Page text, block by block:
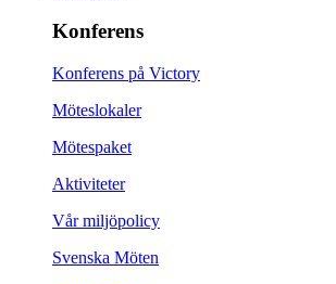
Konferens
Konferens på Victory
Möteslokaler
Mötespaket
Aktiviteter
Vår miljöpolicy
Svenska Möten